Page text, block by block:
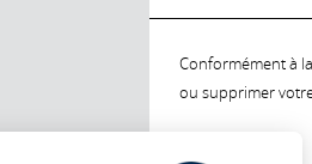
Conformément à
ou supprimer